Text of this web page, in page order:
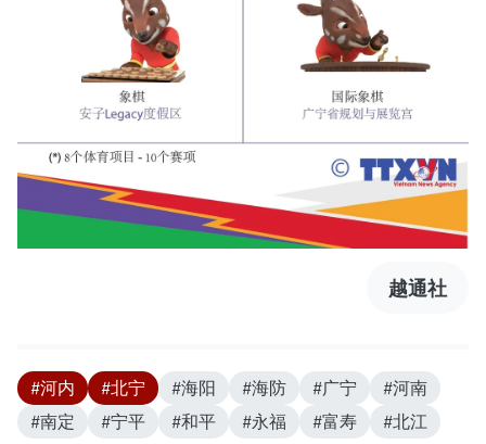
越通社
#河内 #北宁 #海阳 #海防 #广宁
#河南
#南定
#宁平 #和平 #永福 #富寿 #北江